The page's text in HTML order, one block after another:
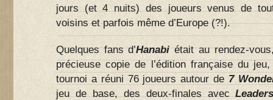
jours (et 4 nuits) des joueurs venus de
voisins et parfois même d’Europe (?!).
Quelques fans d’Hanabiétait au rendez-
précieuse copie de l’édition française du
tournoi a réuni 76 joueurs autour de 7
jeu de base, des deux-finales avec